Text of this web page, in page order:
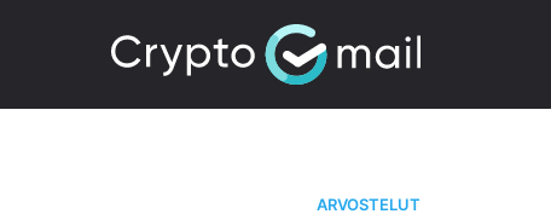
ARVOSTELUT